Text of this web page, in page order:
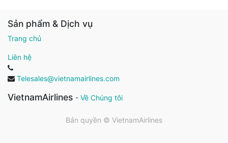
Sản phẩm & Dịch vụ
Trang chủ
Liên hệ
Telesales@vietnamairlines.com
VietnamAirlines - Về Chúng tôi
Bản quyền © VietnamAirlines